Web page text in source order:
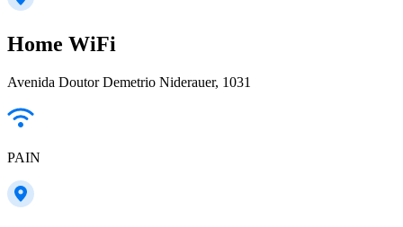
Home WiFi
Avenida Doutor Demetrio Niderauer, 1031
PAIN